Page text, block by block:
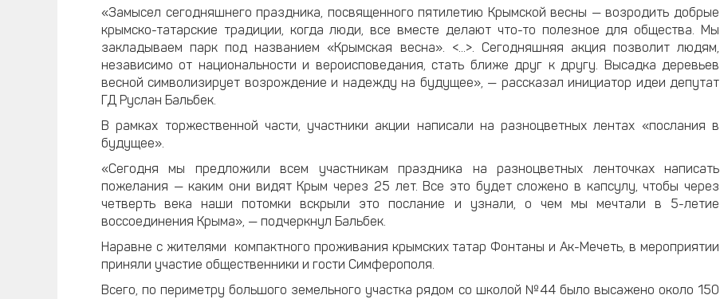
«Замысел сегодняшнего праздника, посвященного пятилетию Крымской весны — возродить добрые
крымско-татарские традиции, когда люди, все вместе делают что-то полезное для общества. Мы
закладываем парк под названием «Крымская весна». <...>. Сегодняшняя акция позволит людям,
независимо от национальности и вероисповедания, стать ближе друг к другу. Высадка деревьев
весной символизирует возрождение и надежду на будущее», — рассказал инициатор идеи депутат
ГД Руслан Бальбек.
В рамках торжественной части, участники акции написали на разноцветных лентах «послания в
будущее».
«Сегодня мы предложили всем участникам праздника на разноцветных ленточках написать
пожелания — каким они видят Крым через 25 лет. Все это будет сложено в капсулу, чтобы через
четверть века наши потомки вскрыли это послание и узнали, о чем мы мечтали в 5-летие
воссоединения Крыма», — подчеркнул Бальбек.
Наравне с жителями компактного проживания крымских татар Фонтаны и Ак-Мечеть, в мероприятии
приняли участие общественники и гости Симферополя.
Всего, по периметру большого земельного участка рядом со школой №44 было высажено около 150